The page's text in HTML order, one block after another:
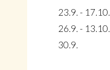
23.9. - 17.10.
26.9. - 13.10.
30.9.